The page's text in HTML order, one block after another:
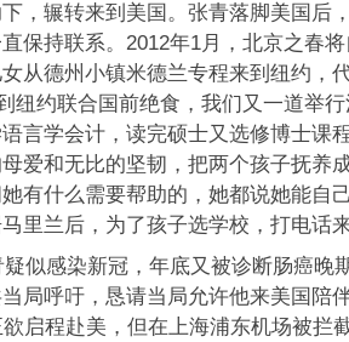
，辗转来到美国。张青落脚美国后
保持联系。2012年1月，北京之春
从德州小镇米德兰专程来到纽约，
纽约联合国前绝食，我们又一道举
言学会计，读完硕士又选修博士课
爱和无比的坚韧，把两个孩子抚养
有什么需要帮助的，她都说她能自
里兰后，为了孩子选学校，打电话
似感染新冠，年底又被诊断肠癌晚
局呼吁，恳请当局允许他来美国陪
启程赴美，但在上海浦东机场被拦